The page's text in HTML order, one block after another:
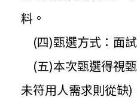
料。
(四)甄選方式：面試
(五)本次甄選得視
未符用人需求則從缺)